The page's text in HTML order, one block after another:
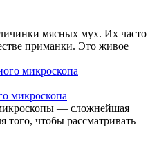
мясных мух. Их часто
приманки. Это живое
микроскопа
— сложнейшая
того, чтобы рассматривать